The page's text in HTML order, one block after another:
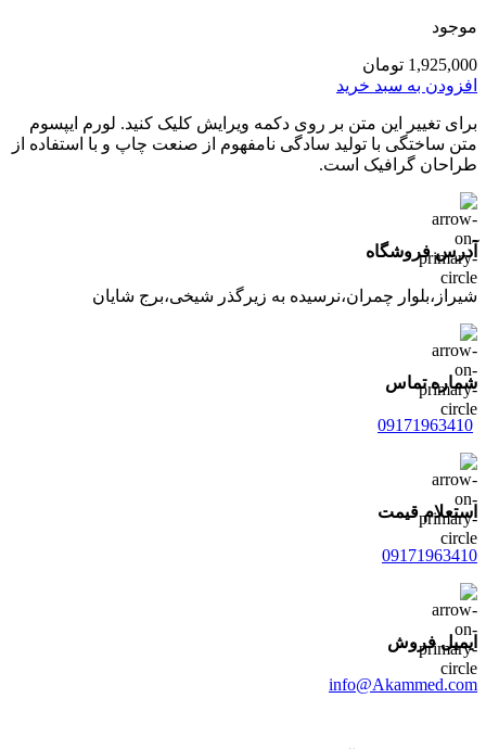
موجود
1,925,000 تومان
افزودن به سبد خرید
برای تغییر این متن بر روی دکمه ویرایش کلیک کنید. لورم ایپسوم
متن ساختگی با تولید سادگی نامفهوم از صنعت چاپ و با استفاده از
طراحان گرافیک است.
آدرس فروشگاه
شیراز،بلوار چمران،نرسیده به زیرگذر شیخی،برج شایان
شماره تماس
09171963410
استعلام قیمت
09171963410
ایمیل فروش
info@Akammed.com